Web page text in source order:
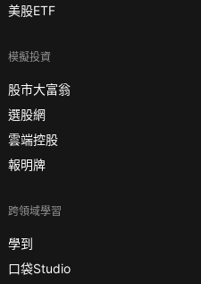
美股ETF
模擬投資
股市大富翁
選股網
雲端控股
報明牌
跨領域學習
學到
口袋Studio